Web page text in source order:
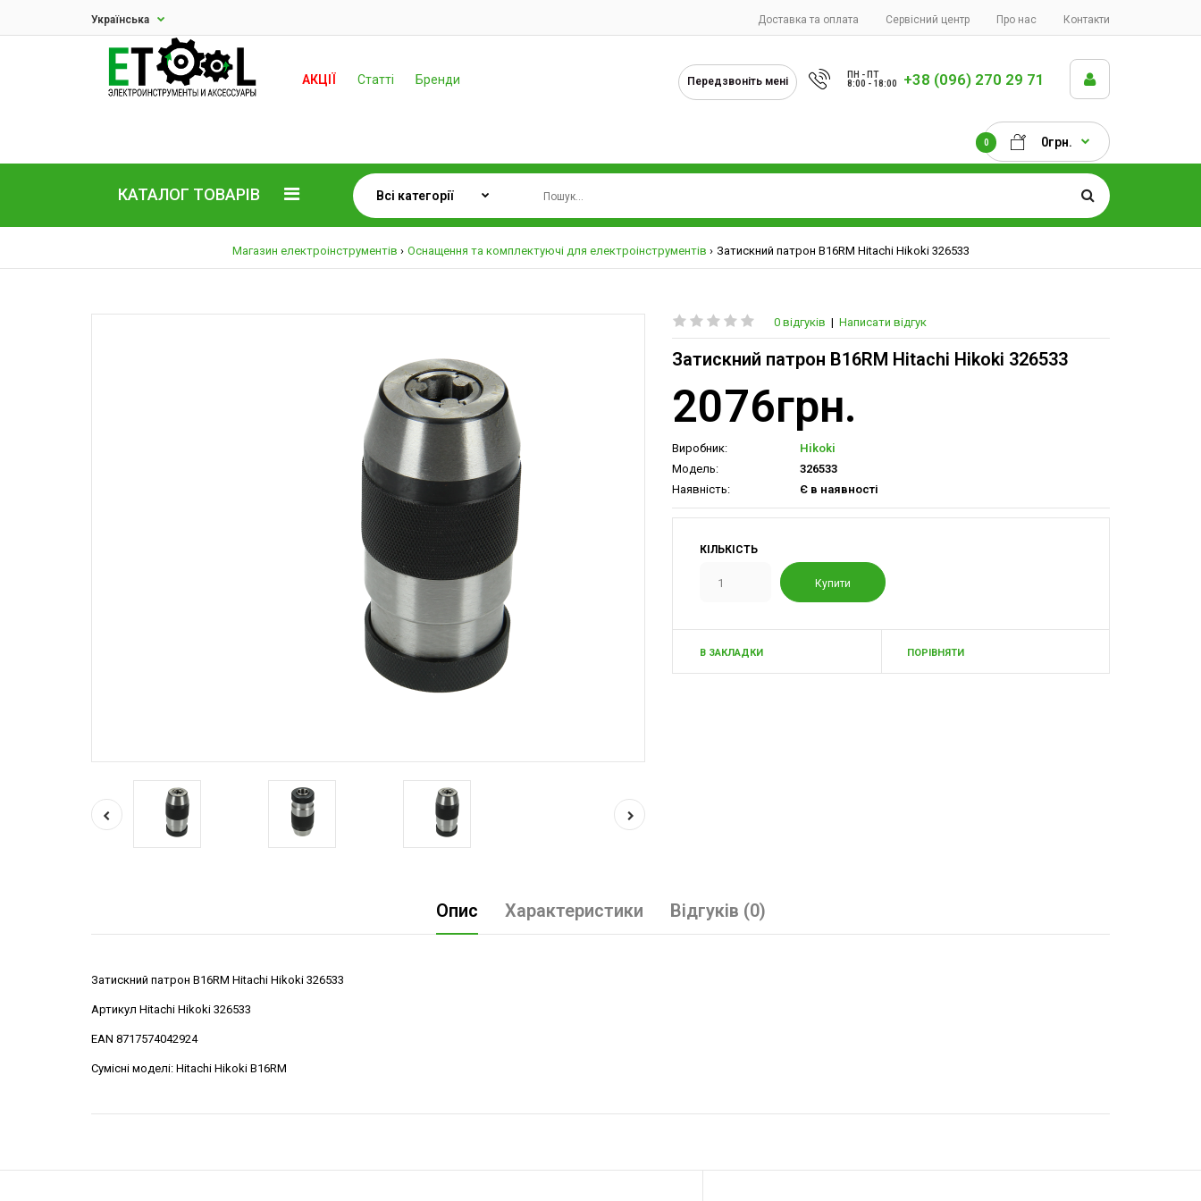
Доставка та оплата Сервісний центр Про нас Контакти
Українська
АКЦІЇ Статті Бренди Передзвоніть мені
ПН - ПТ
8:00 - 18:00
+38 (096) 270 29 71
0 0грн.
КАТАЛОГ ТОВАРІВ
Магазин електроінструментів Оснащення та комплектуючі для електроінструментів Затискний патрон В16RМ Hitachi Hikoki 326533
0 відгуків | Написати відгук
Затискний патрон В16RМ Hitachi Hikoki 326533
2076грн.
Виробник:
Hikoki
Модель:
326533
Наявність:
Є в наявності
КІЛЬКІСТЬ
В ЗАКЛАДКИ ПОРІВНЯТИ
Опис Характеристики Відгуків (0)
Затискний патрон В16RМ Hitachi Hikoki 326533
Артикул Hitachi Hikoki 326533
EAN 8717574042924
Сумісні моделі: Hitachi Hikoki В16RМ